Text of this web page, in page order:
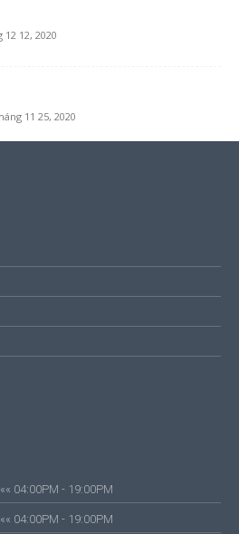
12 12, 2020
11 25, 2020
04:00PM - 19:00PM
04:00PM - 19:00PM